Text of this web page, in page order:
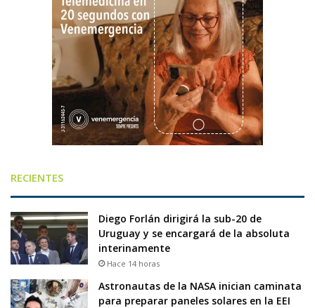
RECIENTES
Diego Forlán dirigirá la sub-20 de
Uruguay y se encargará de la absoluta
interinamente
Hace 14 horas
Astronautas de la NASA inician caminata
para preparar paneles solares en la EEI